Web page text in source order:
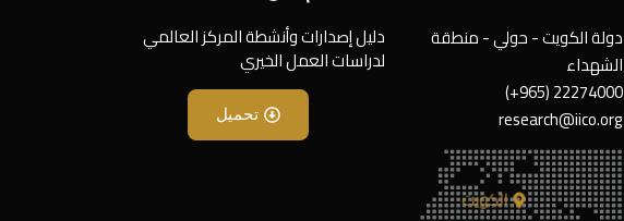
دولة الكويت - حولي - منطقة
الشهداء
22274000 (965+)
research@iico.org
الكويت
دليل إصدارات وأنشطة المركز العالمي
لدراسات العمل الخيري
تحميل